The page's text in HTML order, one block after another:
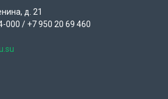
д. 21
000 / +7 950 20 69 460